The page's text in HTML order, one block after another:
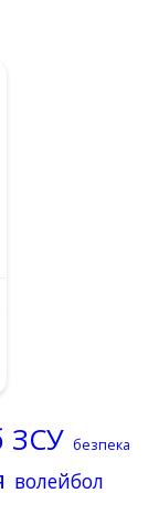
ЗСУ безпека
волейбол